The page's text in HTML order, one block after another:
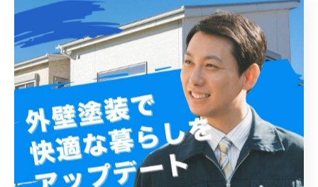
2026/08/05
雨漏り点検と修理の流れを千葉県習志野
市で費用や責任分担まで徹底解説【習志
野市 雨漏り補修 カバー工法 葺き替
え 工事】
2026/08/05
1 2 3 ...